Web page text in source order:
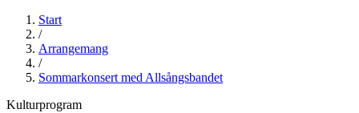
Start
/
Arrangemang
/
Sommarkonsert med Allsångsbandet
Kulturprogram